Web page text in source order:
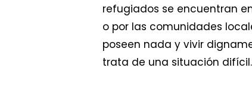
refugiados se encuentran
o por las comunidades
poseen nada y vivir
trata de una situación difícil.